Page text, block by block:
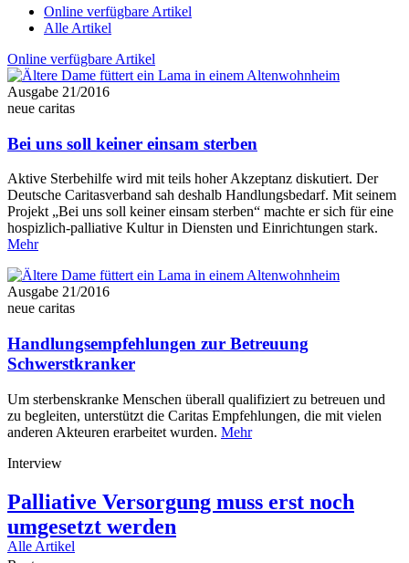
Online verfügbare Artikel
Alle Artikel
Online verfügbare Artikel
Ausgabe 21/2016
neue caritas
Bei uns soll keiner einsam sterben
Aktive Sterbehilfe wird mit teils hoher Akzeptanz diskutiert. Der
Deutsche Caritasverband sah deshalb Handlungsbedarf. Mit seinem
Projekt „Bei uns soll keiner einsam sterben“ machte er sich für eine
hospizlich-palliative Kultur in Diensten und Einrichtungen stark.
Mehr
Ausgabe 21/2016
neue caritas
Handlungsempfehlungen zur Betreuung
Schwerstkranker
Um sterbenskranke Menschen überall qualifiziert zu betreuen und
zu begleiten, unterstützt die Caritas Empfehlungen, die mit vielen
anderen Akteuren erarbeitet wurden. Mehr
Interview
Palliative Versorgung muss erst noch
umgesetzt werden
Alle Artikel